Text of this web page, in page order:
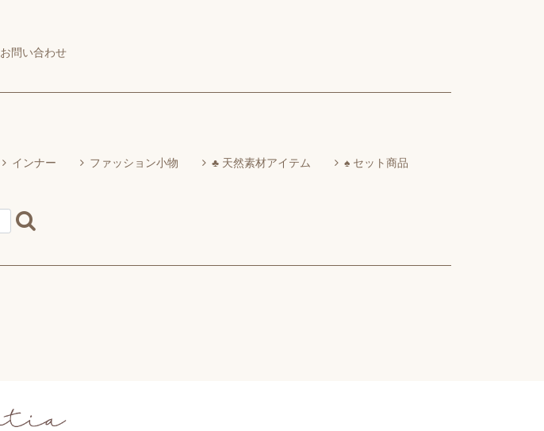
お問い合わせ
インナー ファッション小物 ♣ 天然素材アイテム ♠ セット商品